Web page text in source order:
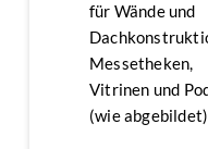
für Wände und
Messetheken,
Vitrinen und
(wie abgebildet)